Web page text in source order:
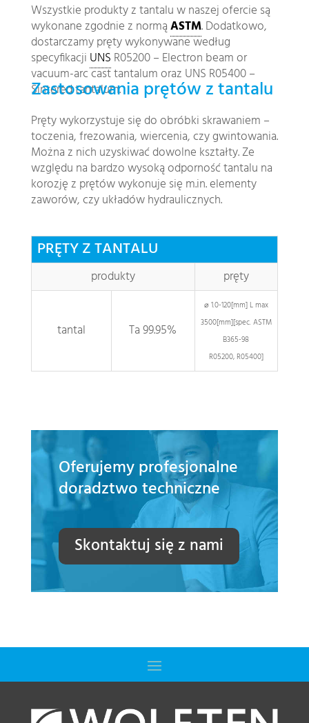
Wszystkie produkty z tantalu w naszej ofercie są
wykonane zgodnie z normąASTM. Dodatkowo,
dostarczamy pręty wykonywane według
specyfikacji UNS R05200 – Electron beam or
vacuum-arc cast tantalum oraz UNS R05400 –
Sintered tantalum.
Zastosowania prętów z tantalu
Pręty wykorzystuje się do obróbki skrawaniem –
toczenia, frezowania, wiercenia, czy gwintowania.
Można z nich uzyskiwać dowolne kształty. Ze
względu na bardzo wysoką odporność tantalu na
korozję z prętów wykonuje się m.in. elementy
zaworów, czy układów hydraulicznych.
PRĘTY Z TANTALU
produkty pręty
tantal Ta 99.95%
⌀ 1.0-120[mm] L max
3500[mm][spec. ASTM
B365-98
R05200, R05400]
Oferujemy profesjonalne
doradztwo techniczne
Skontaktuj się z nami